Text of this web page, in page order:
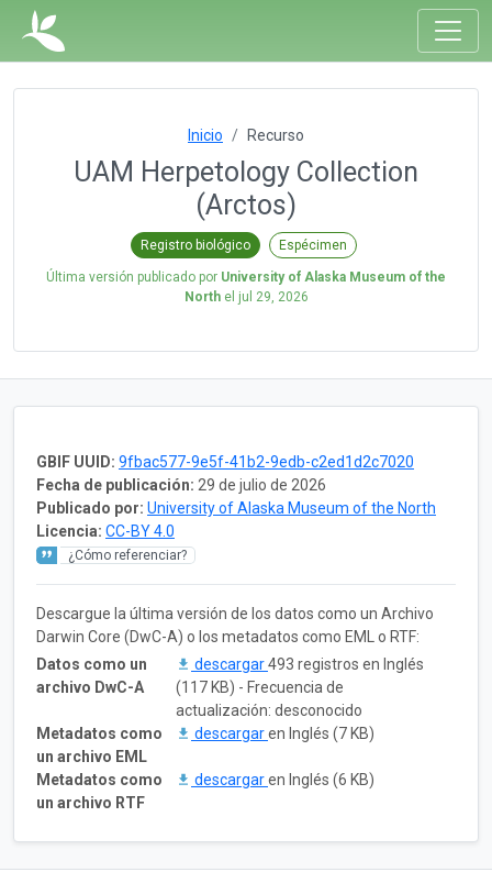
Inicio Recurso
UAM Herpetology Collection
(Arctos)
Registro biológico Espécimen
Última versión publicado por University of Alaska Museum of the
Northel jul 29, 2026
GBIF UUID: 9fbac577-9e5f-41b2-9edb-c2ed1d2c7020
Fecha de publicación: 29 de julio de 2026
Publicado por: University of Alaska Museum of the North
Licencia: CC-BY 4.0
¿Cómo referenciar?
Descargue la última versión de los datos como un Archivo
Darwin Core (DwC-A) o los metadatos como EML o RTF:
Datos como un
archivo DwC-A
descargar493 registros en Inglés
(117 KB) - Frecuencia de
actualización: desconocido
Metadatos como
un archivo EML
descargaren Inglés (7 KB)
Metadatos como
un archivo RTF
descargaren Inglés (6 KB)